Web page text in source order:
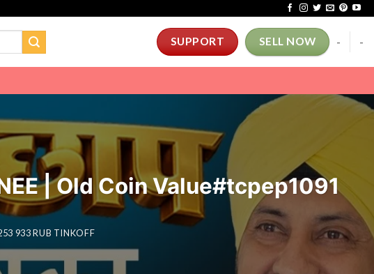
SUPPORT SELL NOW - -
| Old Coin Value#tcpep1091
933 RUB TINKOFF